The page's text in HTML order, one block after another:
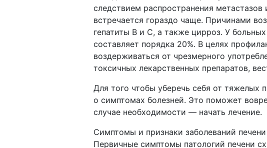
следствием распространения
встречается гораздо чаще. Причинами
гепатиты В и С, а также цирроз. У
составляет порядка 20%. В целях
воздерживаться от чрезмерного
токсичных лекарственных препаратов,
Для того чтобы уберечь себя от тяжелых
о симптомах болезней. Это поможет
случае необходимости — начать лечение.
Симптомы и признаки заболеваний печени
Первичные симптомы патологий печени